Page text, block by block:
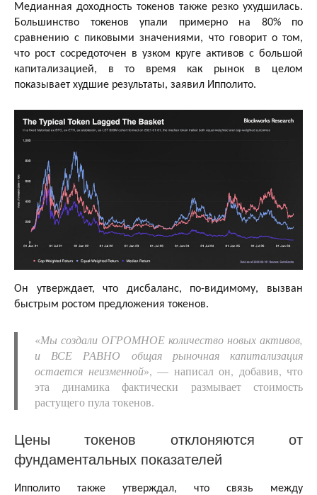
Медианная доходность токенов также резко ухудшилась.
Большинство токенов упали примерно на 80% по
сравнению с пиковыми значениями, что говорит о том,
что рост сосредоточен в узком круге активов с большой
капитализацией, в то время как рынок в целом
показывает худшие результаты, заявил Ипполито.
Он утверждает, что дисбаланс, по-видимому, вызван
быстрым ростом предложения токенов.
«Мы создали ОГРОМНОЕ количество новых активов,
и ВСЕ РАВНО общая рыночная капитализация
остается неизменной», — написал он, добавив, что
эта динамика фактически размывает стоимость
растущего пула токенов.
Цены токенов отклоняются от
фундаментальных показателей
Ипполито также утверждал, что связь между